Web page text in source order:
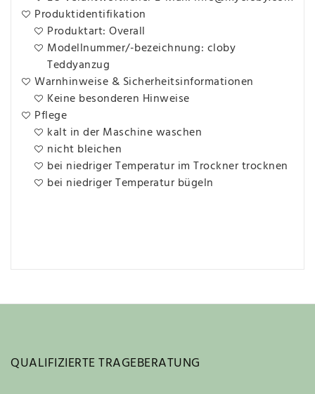
Produktidentifikation
Produktart: Overall
Modellnummer/-bezeichnung: cloby
Teddyanzug
Warnhinweise & Sicherheitsinformationen
Keine besonderen Hinweise
Pflege
kalt in der Maschine waschen
nicht bleichen
bei niedriger Temperatur im Trockner trocknen
bei niedriger Temperatur bügeln
QUALIFIZIERTE TRAGEBERATUNG